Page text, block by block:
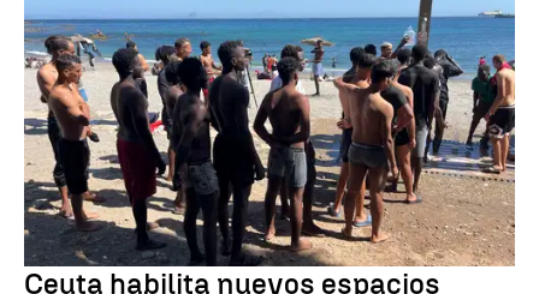
Ceuta habilita nuevos espacios